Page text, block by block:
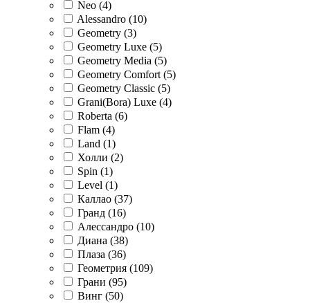
Neo (4)
Alessandro (10)
Geometry (3)
Geometry Luxe (5)
Geometry Media (5)
Geometry Comfort (5)
Geometry Classic (5)
Grani(Bora) Luxe (4)
Roberta (6)
Flam (4)
Land (1)
Холли (2)
Spin (1)
Level (1)
Каллао (37)
Гранд (16)
Алессандро (10)
Диана (38)
Плаза (36)
Геометрия (109)
Грани (95)
Винг (50)